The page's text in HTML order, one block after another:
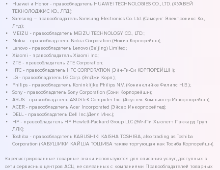
Huawei и Honor - правообладатель HUAWEI TECHNOLOGIES CO., LTD. (ХУАВЕЙ
ТЕКНОЛОДЖИС КО., ЛТД.);
Samsung – правообладатель Samsung Electronics Co. Ltd. (Самсунг Электроникс Ко.,
Лтд.);
MEIZU - правообладатель MEIZU TECHNOLOGY CO., LTD.;
Nokia - правообладатель Nokia Corporation (Нокиа Корпорейшн);
Lenovo - правообладатель Lenovo (Beijing) Limited;
Xiaomi - правообладатель Xiaomi Inc.;
ZTE - правообладатель ZTE Corporation;
HTC - правообладатель HTC CORPORATION (Эйч-Ти-Си КОРПОРЕЙШН);
LG - правообладатель LG Corp. (ЭлДжи Корп.);
Philips - правообладатель Koninklijke Philips N.V. (Конинклийке Филипс Н.В.);
Sony - правообладатель Sony Corporation (Сони Корпорейшн);
ASUS - правообладатель ASUSTeK Computer Inc. (Асустек Компьютер Инкорпорейшн);
ACER - правообладатель Acer Incorporated (Эйсер Инкорпорейтед);
DELL - правообладатель Dell Inc.(Делл Инк.);
HP - правообладатель HP Hewlett-Packard Group LLC (ЭйчПи Хьюлетт Паккард Груп
ЛЛК);
Toshiba - правообладатель KABUSHIKI KAISHA TOSHIBA, also trading as Toshiba
Corporation (КАБУШИКИ КАЙША ТОШИБА также торгующая как Тосиба Корпорейшн).
Зарегистрированные товарные знаки используются для описания услуг, доступных в
сети сервисных центров АСЦ, не связанных с компаниями Правообладателей товарных